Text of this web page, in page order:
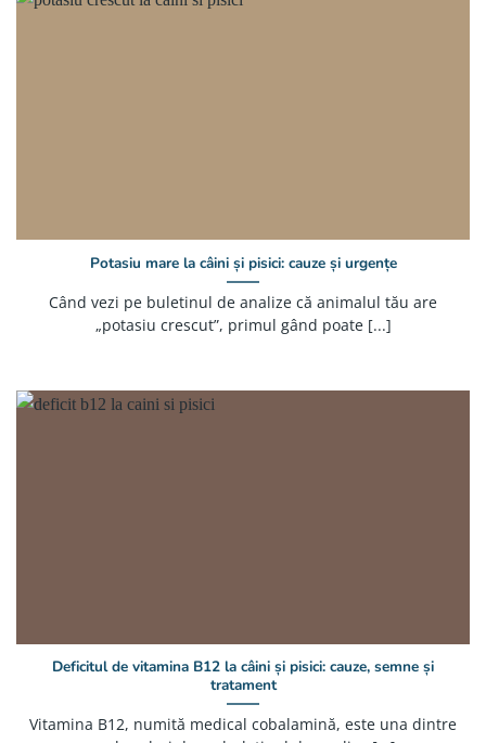
Potasiu mare la câini și pisici: cauze și urgențe
Când vezi pe buletinul de analize că animalul tău are
„potasiu crescut”, primul gând poate [...]
Deficitul de vitamina B12 la câini și pisici: cauze, semne și
tratament
Vitamina B12, numită medical cobalamină, este una dintre